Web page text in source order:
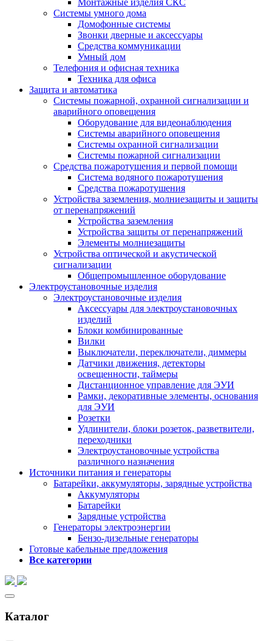
Монтажные изделия СКС
Системы умного дома
Домофонные системы
Звонки дверные и аксессуары
Средства коммуникации
Умный дом
Телефония и офисная техника
Техника для офиса
Защита и автоматика
Системы пожарной, охранной сигнализации и
аварийного оповещения
Оборудование для видеонаблюдения
Системы аварийного оповещения
Системы охранной сигнализации
Системы пожарной сигнализации
Средства пожаротушения и первой помощи
Система водяного пожаротушения
Средства пожаротушения
Устройства заземления, молниезащиты и защиты
от перенапряжений
Устройства заземления
Устройства защиты от перенапряжений
Элементы молниезащиты
Устройства оптической и акустической
сигнализации
Общепромышленное оборудование
Электроустановочные изделия
Электроустановочные изделия
Аксессуары для электроустановочных
изделий
Блоки комбинированные
Вилки
Выключатели, переключатели, диммеры
Датчики движения, детекторы
освещенности, таймеры
Дистанционное управление для ЭУИ
Рамки, декоративные элементы, основания
для ЭУИ
Розетки
Удлинители, блоки розеток, разветвители,
переходники
Электроустановочные устройства
различного назначения
Источники питания и генераторы
Батарейки, аккумуляторы, зарядные устройства
Аккумуляторы
Батарейки
Зарядные устройства
Генераторы электроэнергии
Бензо-дизельные генераторы
Готовые кабельные предложения
Все категории
Каталог